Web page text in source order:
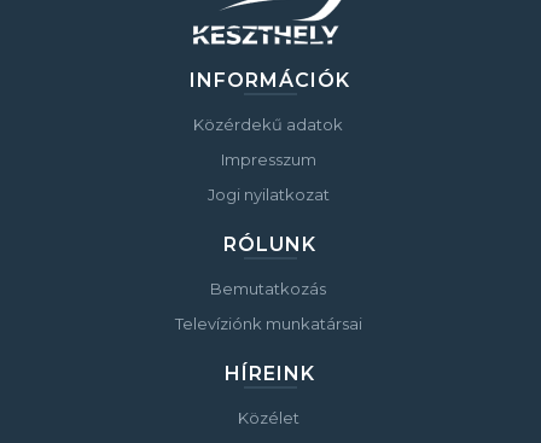
INFORMÁCIÓK
Közérdekű adatok
Impresszum
Jogi nyilatkozat
RÓLUNK
Bemutatkozás
Televíziónk munkatársai
HÍREINK
Közélet